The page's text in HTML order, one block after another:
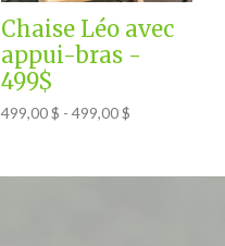
Chaise Léo avec
appui-bras -
499$
499,00 $ - 499,00 $